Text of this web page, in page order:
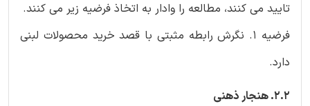
تایید می کنند، مطالعه را وادار به اتخاذ فرضیه زیر می کنند.
فرضیه 1. نگرش رابطه مثبتی با قصد خرید محصولات لبنی
دارد.
2.2. هنجار ذهنی